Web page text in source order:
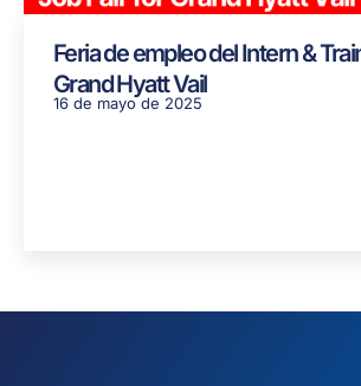
Feria de empleo del Intern &
Grand Hyatt Vail
16 de mayo de 2025